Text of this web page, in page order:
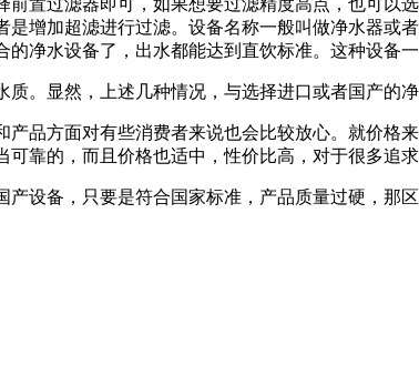
增加超滤进行过滤。设备名称一般叫做净水器或
净水设备了，出水都能达到直饮标准。这种设备一
显然，上述几种情况，与选择进口或者国产的净
方面对有些消费者来说也会比较放心。就价格
靠的，而且价格也适中，性价比高，对于很多追
备，只要是符合国家标准，产品质量过硬，那